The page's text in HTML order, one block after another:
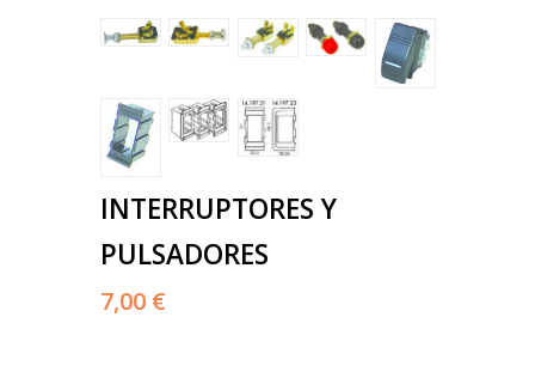
INTERRUPTORES Y
PULSADORES
7,00 €